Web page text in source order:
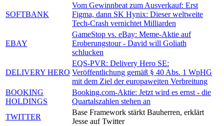
SOFTBANK
Vom Gewinnbeat zum Ausverkauf: Erst
Figma, dann SK Hynix: Dieser weltweite
Tech-Crash vernichtet Milliarden
EBAY
GameStop vs. eBay: Meme-Aktie auf
Eroberungstour - David will Goliath
schlucken
DELIVERY HERO
EQS-PVR: Delivery Hero SE:
Veröffentlichung gemäß § 40 Abs. 1 WpHG
mit dem Ziel der europaweiten Verbreitung
BOOKING
HOLDINGS
Booking.com-Aktie: Jetzt wird es ernst - die
Quartalszahlen stehen an
TWITTER
Base Framework stärkt Bauherren, erklärt
Jesse auf Twitter